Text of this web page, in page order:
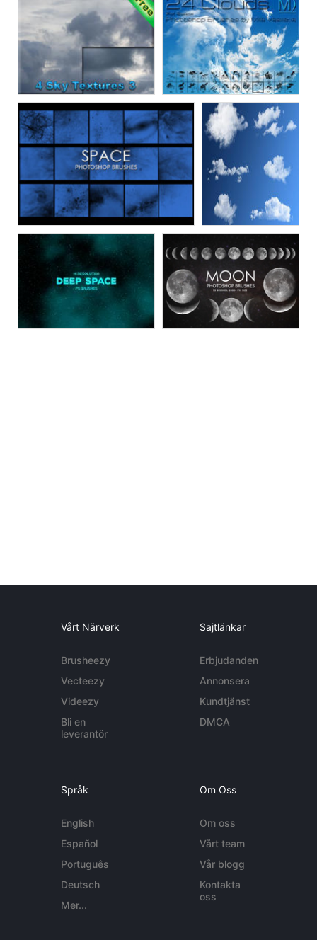
Vårt Närverk
Brusheezy
Vecteezy
Videezy
Bli en
leverantör
Sajtlänkar
Erbjudanden
Annonsera
Kundtjänst
DMCA
Språk
English
Español
Português
Deutsch
Mer...
Om Oss
Om oss
Vårt team
Vår blogg
Kontakta
oss